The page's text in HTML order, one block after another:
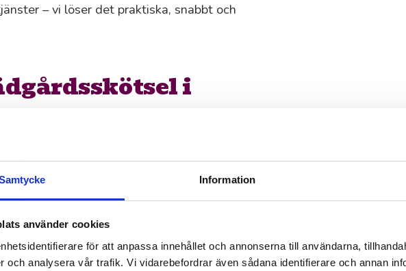
Information
använder cookies
för att anpassa innehållet och annonserna till användarna,
och analysera vår trafik. Vi vidarebefordrar även sådana identifierare och annan
– vi löser det praktiska, snabbt och
i
mycket för helhetsintrycket för ert
och professionella trädgårdstjänster för
fasta rutiner.
gräsklippning.